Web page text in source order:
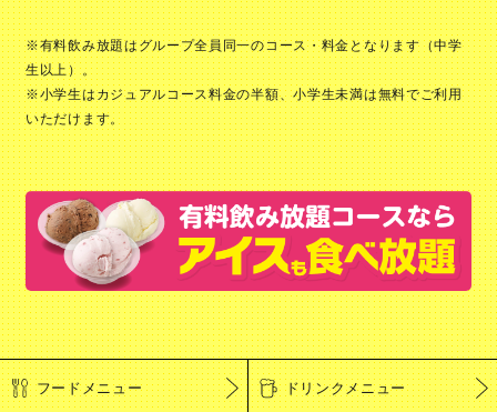
※有料飲み放題はグループ全員同一のコース・料金となります（中学
生以上）。
※小学生はカジュアルコース料金の半額、小学生未満は無料でご利用
いただけます。
フードメニュー ドリンクメニュー